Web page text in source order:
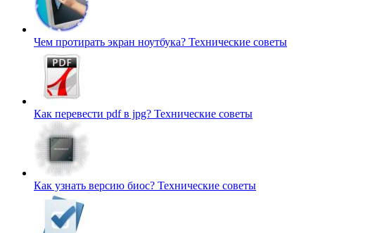
Чем протирать экран ноутбука? Технические советы
Как перевести pdf в jpg? Технические советы
Как узнать версию биос? Технические советы